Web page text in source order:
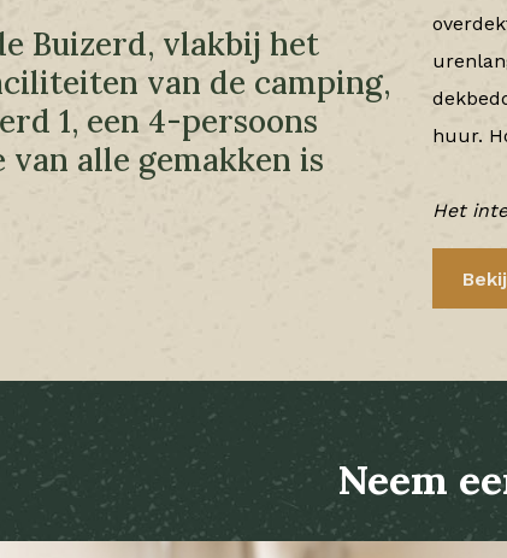
Buizerd, vlakbij het
van de camping,
1, een 4-persoons
alle gemakken is
huur.
Het
Neem